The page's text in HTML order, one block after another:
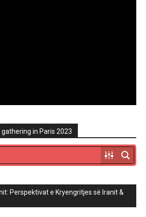
in Paris 2023
Perspektivat e Kryengritjes së Iranit &